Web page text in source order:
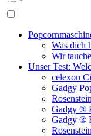
Was dich
Wir
Unser Test:
celexon
Gadgy
Gadgy ®
Gadgy ®